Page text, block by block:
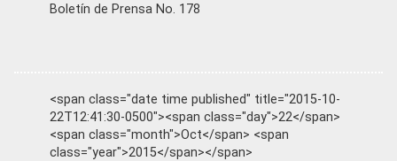
Boletín de Prensa No. 178
<span class="date time published" title="2015-10-
22T12:41:30-0500"><span class="day">22</span>
<span class="month">Oct</span> <span
class="year">2015</span></span>